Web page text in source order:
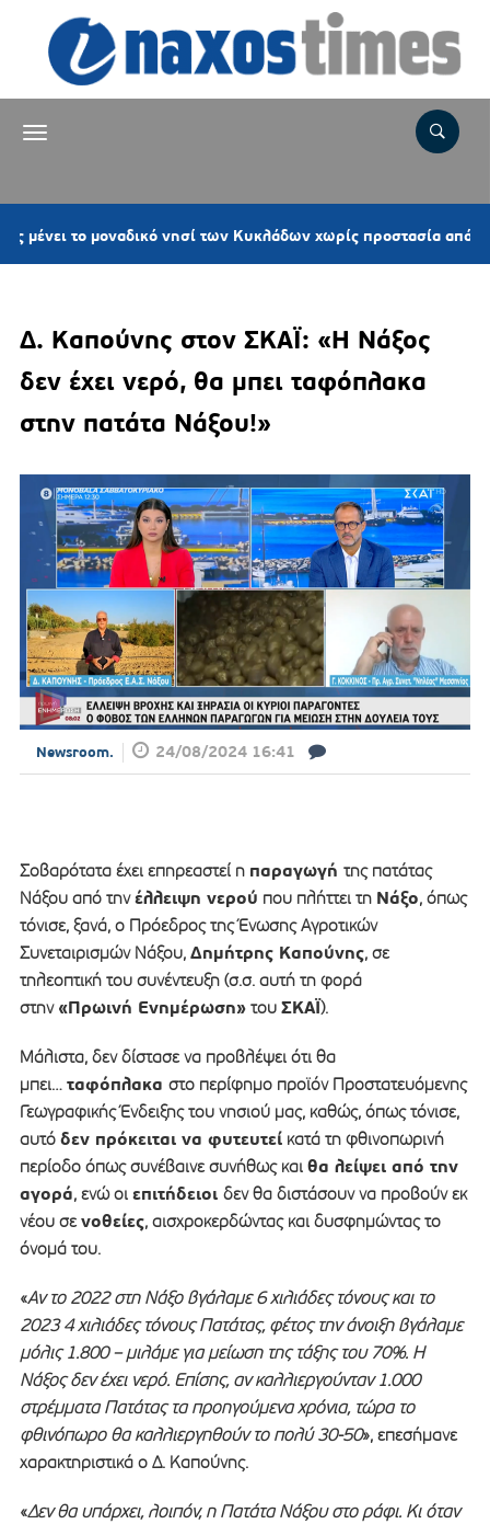
μοναδικό νησί των Κυκλάδων χωρίς προστασία από νέες
Δ. Καπούνης στον ΣΚΑΪ: «Η Νάξος
δεν έχει νερό, θα μπει ταφόπλακα
στην πατάτα Νάξου!»
Newsroom. 24/08/2024 16:41
Σοβαρότατα έχει επηρεαστεί η παραγωγή της πατάτας
Νάξου από τηνέλλειψη νερού που πλήττει τη Νάξο, όπως
τόνισε, ξανά, ο Πρόεδρος της Ένωσης Αγροτικών
Συνεταιρισμών Νάξου, Δημήτρης Καπούνης, σε
τηλεοπτική του συνέντευξη (σ.σ. αυτή τη φορά
στην «Πρωινή Ενημέρωση»του ΣΚΑΪ).
Μάλιστα, δεν δίστασε να προβλέψει ότι θα
μπει… ταφόπλακα στο περίφημο προϊόν Προστατευόμενης
Γεωγραφικής Ένδειξης του νησιού μας, καθώς, όπως τόνισε,
αυτό δεν πρόκειται να φυτευτείκατά τη φθινοπωρινή
περίοδο όπως συνέβαινε συνήθως και θα λείψει από την
αγορά, ενώ οι επιτήδειοι δεν θα διστάσουν να προβούν εκ
νέου σενοθείες, αισχροκερδώντας και δυσφημώντας το
όνομά του.
«Αν το 2022 στη Νάξο βγάλαμε 6 χιλιάδες τόνους και το
2023 4 χιλιάδες τόνους Πατάτας, φέτος την άνοιξη βγάλαμε
μόλις 1.800 – μιλάμε για μείωση της τάξης του 70%. Η
Νάξος δεν έχει νερό. Επίσης, αν καλλιεργούνταν 1.000
στρέμματα Πατάτας τα προηγούμενα χρόνια, τώρα το
φθινόπωρο θα καλλιεργηθούν το πολύ 30-50», επεσήμανε
χαρακτηριστικά ο Δ. Καπούνης.
«Δεν θα υπάρχει, λοιπόν, η Πατάτα Νάξου στο ράφι. Κι όταν